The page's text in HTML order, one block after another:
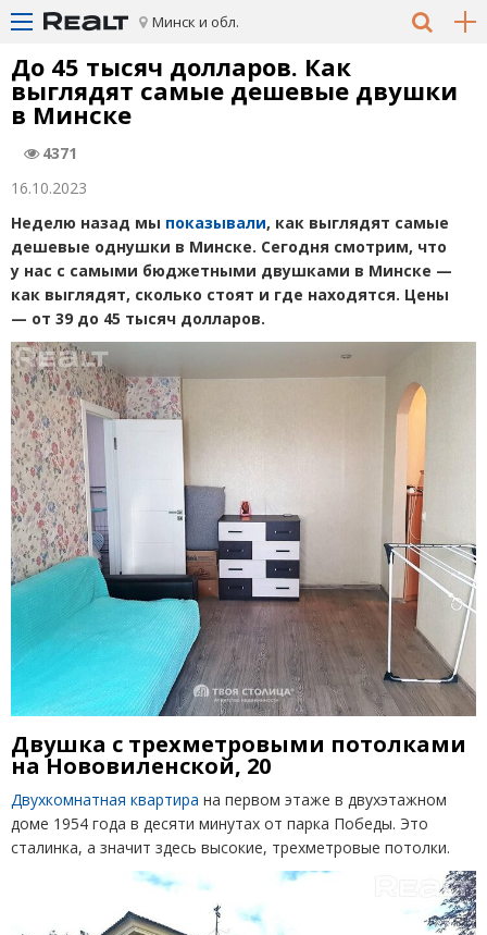
Минск и обл.
До 45 тысяч долларов. Как
выглядят самые дешевые двушки
в Минске
4371
16.10.2023
Неделю назад мы показывали, как выглядят самые
дешевые однушки в Минске. Сегодня смотрим, что
у нас с самыми бюджетными двушками в Минске —
как выглядят, сколько стоят и где находятся. Цены
— от 39 до 45 тысяч долларов.
Двушка с трехметровыми потолками
на Нововиленской, 20
Двухкомнатная квартира на первом этаже в двухэтажном
доме 1954 года в десяти минутах от парка Победы. Это
сталинка, а значит здесь высокие, трехметровые потолки.